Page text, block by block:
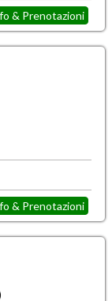
& Prenotazioni
& Prenotazioni